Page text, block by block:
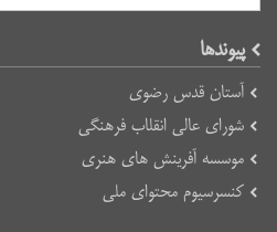
پیوند‌ها
آستان قدس رضوی
شورای عالی انقلاب فرهنگی
موسسه آفرینش های هنری
کنسرسیوم محتوای ملی